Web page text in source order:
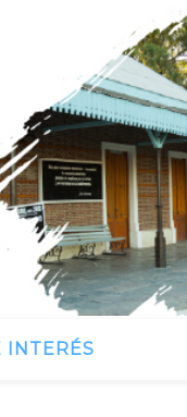
INTERÉS